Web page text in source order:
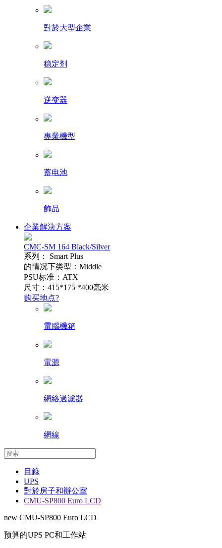
對於大型企業
稳定剂
逆变器
專業機型
蓄电池
飾品
企業解決方案
CMC-SM 164 Black/Silver
系列： Smart Plus
的情况下类型：Middle
PSU标准：ATX
尺寸：415*175 *400毫米
购买地点?
電腦機箱
電源
網絡過濾器
網線
目錄
UPS
對於房子和辦公室
CMU-SP800 Euro LCD
new CMU-SP800 Euro LCD
预算的UPS PC和工作站